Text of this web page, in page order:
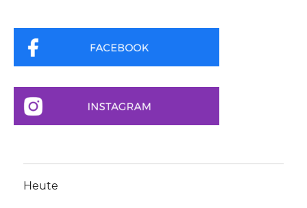
Heute